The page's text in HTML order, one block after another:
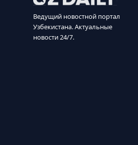
Ведущий новостной портал
Узбекистана. Актуальные
новости 24/7.